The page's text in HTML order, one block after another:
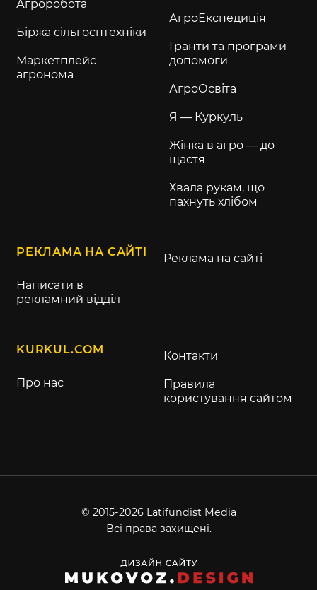
Агроробота
Біржа сільгосптехніки
Маркетплейс
агронома
АгроЕкспедиція
Гранти та програми
допомоги
АгроОсвіта
Я — Куркуль
Жінка в агро — до
щастя
Хвала рукам, що
пахнуть хлібом
РЕКЛАМА НА САЙТІ
Написати в
рекламний відділ
Реклама на сайті
KURKUL.COM
Про нас
Контакти
Правила
користування сайтом
© 2015-2026 Latifundist Media
Всі права захищені.